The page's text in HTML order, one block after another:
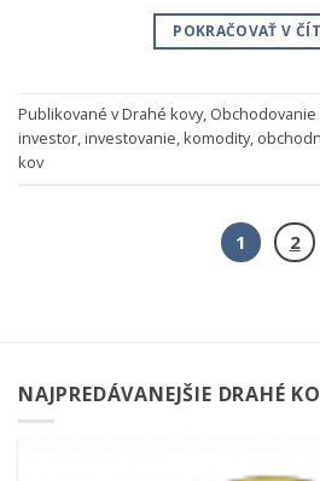
POKRAČOVAŤ V
Publikované vDrahé kovy, Obchodovanie
investor,investovanie,komodity,
kov
1 2
NAJPREDÁVANEJŠIE DRAHÉ